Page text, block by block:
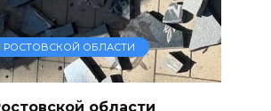
ОБЛАСТИ
области